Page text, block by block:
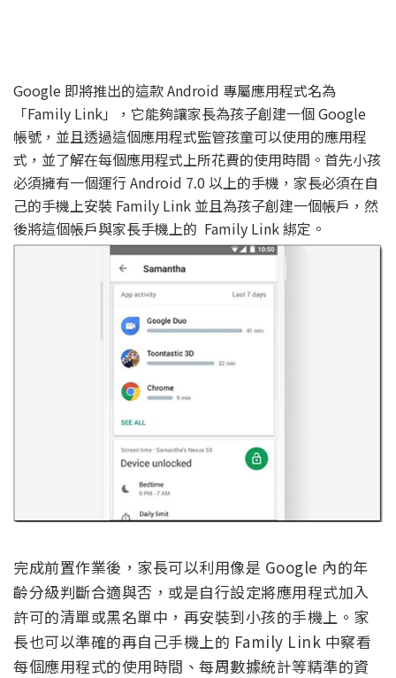
Google 即將推出的這款 Android 專屬應用程式名為
「Family Link」，它能夠讓家長為孩子創建一個 Google
帳號，並且透過這個應用程式監管孩童可以使用的應用程
式，並了解在每個應用程式上所花費的使用時間。首先小孩
必須擁有一個運行 Android 7.0 以上的手機，家長必須在自
己的手機上安裝 Family Link 並且為孩子創建一個帳戶，然
後將這個帳戶與家長手機上的 Family Link 綁定。
完成前置作業後，家長可以利用像是 Google 內的年
齡分級判斷合適與否，或是自行設定將應用程式加入
許可的清單或黑名單中，再安裝到小孩的手機上。家
長也可以準確的再自己手機上的 Family Link 中察看
每個應用程式的使用時間、每周數據統計等精準的資